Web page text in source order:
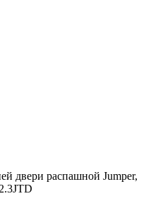
двери распашной Jumper,